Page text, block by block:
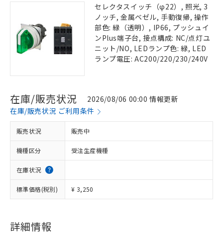
セレクタスイッチ（φ22）, 照光, 3
ノッチ, 金属ベゼル, 手動復帰, 操作
部色: 緑（透明）, IP66, プッシュイ
ンPlus端子台, 接点構成: NC/点灯ユ
ニット/NO, LEDランプ色: 緑, LED
ランプ電圧: AC200/220/230/240V
在庫/販売状況
2026/08/06 00:00 情報更新
在庫/販売状況 ご利用条件
販売状況 販売中
機種区分 受注生産機種
在庫状況
標準価格(税別) ¥ 3,250
詳細情報